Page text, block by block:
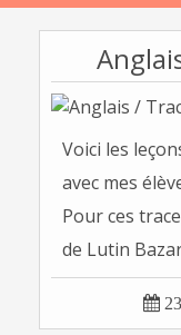
Voici les
avec mes
Pour ces
de Lutin
